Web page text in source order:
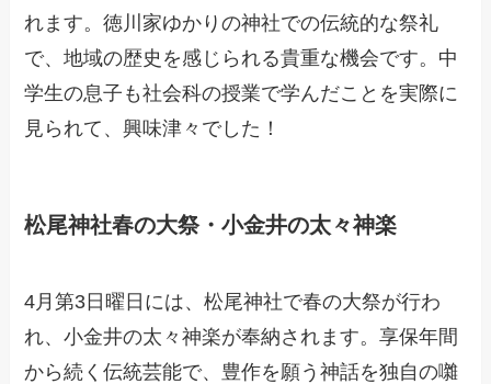
れます。徳川家ゆかりの神社での伝統的な祭礼
で、地域の歴史を感じられる貴重な機会です。中
学生の息子も社会科の授業で学んだことを実際に
見られて、興味津々でした！
松尾神社春の大祭・小金井の太々神楽
4月第3日曜日には、松尾神社で春の大祭が行わ
れ、小金井の太々神楽が奉納されます。享保年間
から続く伝統芸能で、豊作を願う神話を独自の囃